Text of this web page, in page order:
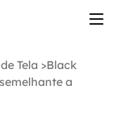
Tela >Black
a